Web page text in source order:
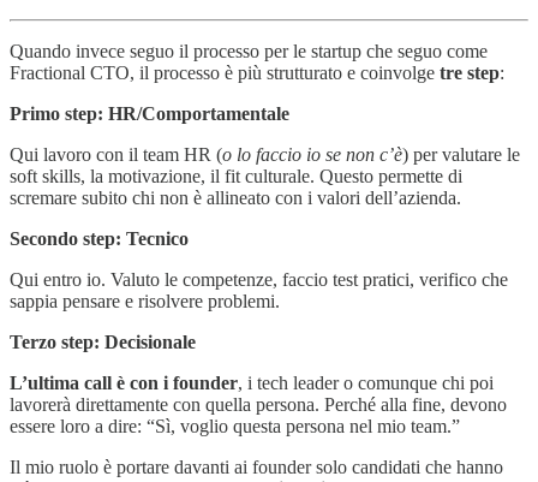
Quando invece seguo il processo per le startup che seguo come
Fractional CTO, il processo è più strutturato e coinvolge tre step:
Primo step: HR/Comportamentale
Qui lavoro con il team HR (o lo faccio io se non c’è) per valutare le
soft skills, la motivazione, il fit culturale. Questo permette di
scremare subito chi non è allineato con i valori dell’azienda.
Secondo step: Tecnico
Qui entro io. Valuto le competenze, faccio test pratici, verifico che
sappia pensare e risolvere problemi.
Terzo step: Decisionale
L’ultima call è con i founder, i tech leader o comunque chi poi
lavorerà direttamente con quella persona. Perché alla fine, devono
essere loro a dire: “Sì, voglio questa persona nel mio team.”
Il mio ruolo è portare davanti ai founder solo candidati che hanno